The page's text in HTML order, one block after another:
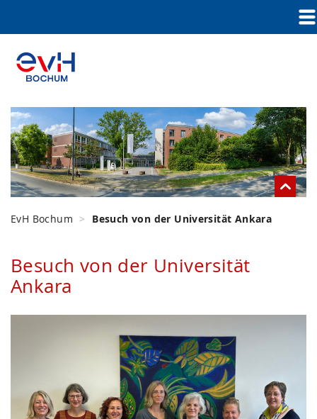
EvH Bochum Besuch von der Universität Ankara
Besuch von der Universität
Ankara